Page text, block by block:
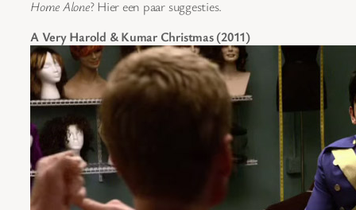
Home Alone? Hier een paar suggesties.
A Very Harold & Kumar Christmas (2011)